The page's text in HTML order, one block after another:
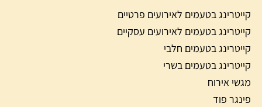
קייטרינג בטעמים לאירועים פרטיים
קייטרינג בטעמים לאירועים עסקיים
קייטרינג בטעמים חלבי
קייטרינג בטעמים בשרי
מגשי אירוח
פינגר פוד